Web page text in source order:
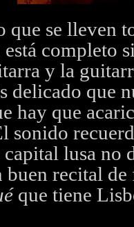
que se lleven
completo
y la
delicado que
hay que
sonido
lusa no
buen recital
que tiene